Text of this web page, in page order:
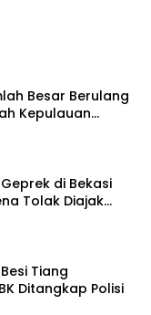
Besar Berulang
Kepulauan
di Bekasi
Tolak Diajak
Tiang
Ditangkap Polisi